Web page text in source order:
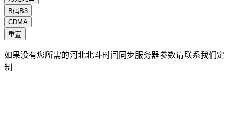
B码B3
CDMA
重置
如果没有您所需的河北北斗时间同步服务器参数请联系我们定
制